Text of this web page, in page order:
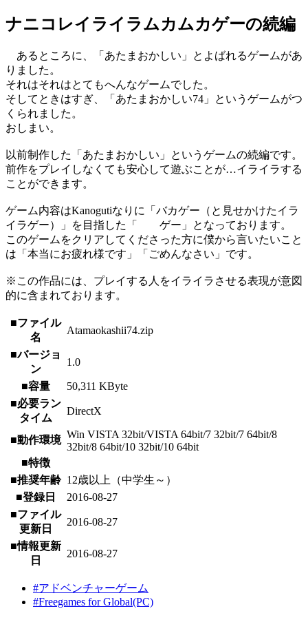
ナニコレイライラムカムカゲーの続編
あるところに、「あたまおかしい」とよばれるゲームがあ
りました。
それはそれはとてもへんなゲームでした。
そしてときはすぎ、「あたまおかしい74」というゲームがつ
くられました。
おしまい。
以前制作した「あたまおかしい」というゲームの続編です。
前作をプレイしなくても安心して遊ぶことが…イライラする
ことができます。
ゲーム内容はKanogutiなりに「バカゲー（と見せかけたイラ
イラゲー）」を目指した「 ゲー」となっております。
このゲームをクリアしてくださった方に僕から言いたいこと
は「本当にお疲れ様です」「ごめんなさい」です。
※この作品には、プレイする人をイライラさせる表現が意図
的に含まれております。
■ファイル
名
Atamaokashii74.zip
■バージョ
ン
1.0
■容量
50,311 KByte
■必要ラン
タイム
DirectX
■動作環境 Win VISTA 32bit/VISTA 64bit/7 32bit/7 64bit/8
32bit/8 64bit/10 32bit/10 64bit
■特徴
■推奨年齢 12歳以上（中学生～）
■登録日
2016-08-27
■ファイル
更新日
2016-08-27
■情報更新
日
2016-08-27
#アドベンチャーゲーム
#Freegames for Global(PC)